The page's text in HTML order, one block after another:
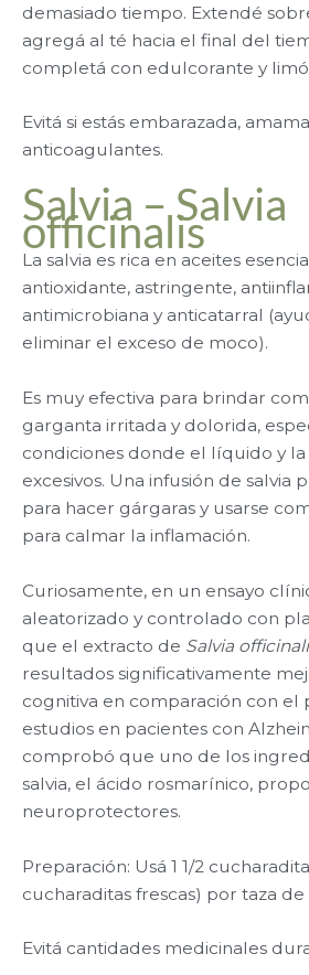
demasiado tiempo. Extendé
agregá al té hacia el final del
completá con edulcorante y
Evitá si estás embarazada,
anticoagulantes.
Salvia – Salvia
officinalis
La salvia es rica en aceites
antioxidante, astringente,
antimicrobiana y anticatarral
eliminar el exceso de moco).
Es muy efectiva para brindar
garganta irritada y dolorida,
condiciones donde el líquido y
excesivos. Una infusión de salvia
para hacer gárgaras y usarse
para calmar la inflamación.
Curiosamente, en un ensayo
aleatorizado y controlado con
que el extracto de Salvia
resultados significativamente
cognitiva en comparación con el
estudios en pacientes con
comprobó que uno de los
salvia, el ácido rosmarínico,
neuroprotectores.
Preparación: Usá 1 1/2
cucharaditas frescas) por taza
Evitá cantidades medicinales